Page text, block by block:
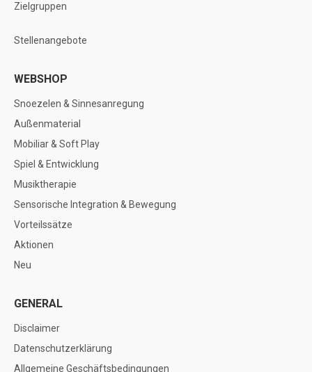
Zielgruppen
Stellenangebote
WEBSHOP
Snoezelen & Sinnesanregung
Außenmaterial
Mobiliar & Soft Play
Spiel & Entwicklung
Musiktherapie
Sensorische Integration & Bewegung
Vorteilssätze
Aktionen
Neu
GENERAL
Disclaimer
Datenschutzerklärung
Allgemeine Geschäftsbedingungen